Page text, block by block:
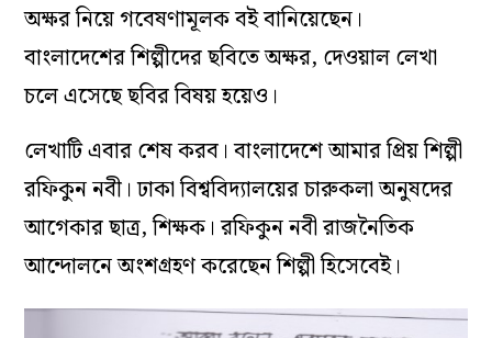
অক্ষর নিয়ে গবেষণামূলক বই বানিয়েছেন।
বাংলাদেশের শিল্পীদের ছবিতে অক্ষর, দেওয়াল লেখা
চলে এসেছে ছবির বিষয় হয়েও।
লেখাটি এবার শেষ করব। বাংলাদেশে আমার প্রিয় শিল্পী
রফিকুন নবী। ঢাকা বিশ্ববিদ‌্যালয়ের চারুকলা অনুষদের
আগেকার ছাত্র, শিক্ষক। রফিকুন নবী রাজনৈতিক
আন্দোলনে অংশগ্রহণ করেছেন শিল্পী হিসেবেই।